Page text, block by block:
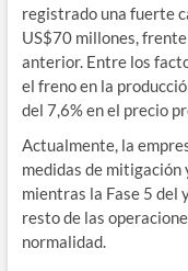
registrado una fuerte
US$70 millones,
anterior. Entre los
el freno en la
del 7,6% en el precio
Actualmente, la
medidas de mitigación
mientras la Fase 5 del
resto de las
normalidad.